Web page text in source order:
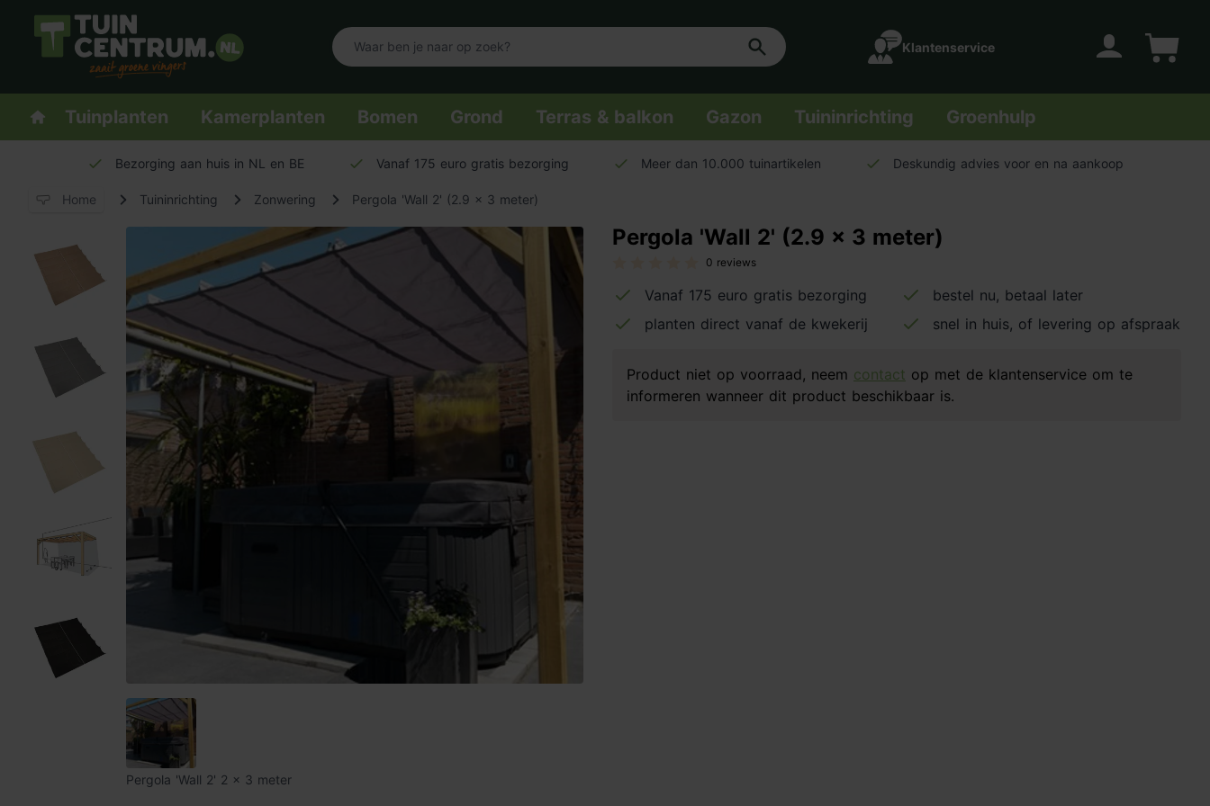
Logo Tuincentrum.nl
Klantenservice
Homepage
Tuinplanten Kamerplanten Bomen Grond Terras & balkon Gazon Tuininrichting Groenhulp
Bezorging aan huis in NL en BE Vanaf 175 euro gratis bezorging Meer dan 10.000 tuinartikelen Deskundig advies voor en na aankoop
Home Tuininrichting Zonwering Pergola 'Wall 2' (2.9 x 3 meter)
Pergola 'Wall 2' 2 x 3 meter
Pergola 'Wall 2' (2.9 x 3 meter)
0 reviews
Vanaf 175 euro gratis bezorging
bestel nu, betaal later
planten direct vanaf de kwekerij
snel in huis, of levering op afspraak
Product niet op voorraad, neem contact op met de klantenservice om te
informeren wanneer dit product beschikbaar is.